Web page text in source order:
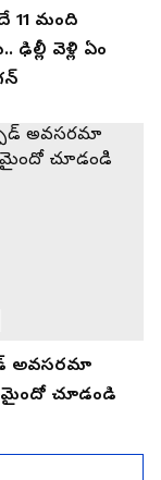
11 మంది
ఢిల్లీ వెళ్లి ఏం
అవసరమా
చూడండి